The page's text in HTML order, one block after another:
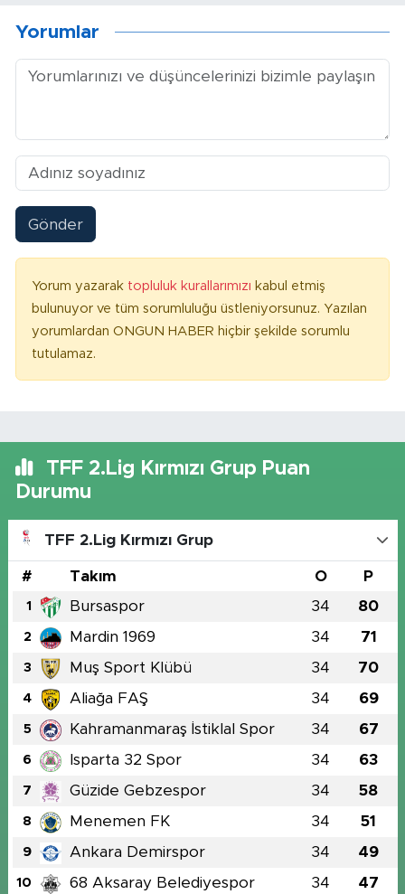
Yorumlar
Gönder
Yorum yazarak topluluk kurallarımızı kabul etmiş
bulunuyor ve tüm sorumluluğu üstleniyorsunuz. Yazılan
yorumlardan ONGUN HABER hiçbir şekilde sorumlu
tutulamaz.
TFF 2.Lig Kırmızı Grup Puan
Durumu
TFF 2.Lig Kırmızı Grup
# Takım O P
1 Bursaspor 34 80
2 Mardin 1969 34 71
3 Muş Sport Klübü 34 70
4 Aliağa FAŞ 34 69
5 Kahramanmaraş İstiklal Spor 34 67
6 Isparta 32 Spor 34 63
7 Güzide Gebzespor 34 58
8 Menemen FK 34 51
9 Ankara Demirspor 34 49
10 68 Aksaray Belediyespor 34 47